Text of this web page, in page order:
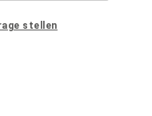
stellen